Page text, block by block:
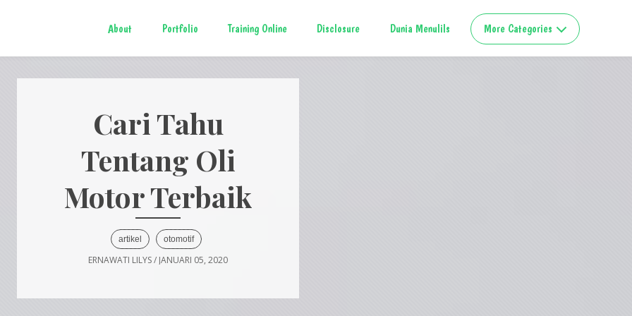
About Portfolio Training Online Disclosure Dunia Menulils More Categories
Cari Tahu
Tentang Oli
Motor Terbaik
artikel otomotif
ERNAWATI LILYS/ JANUARI 05, 2020